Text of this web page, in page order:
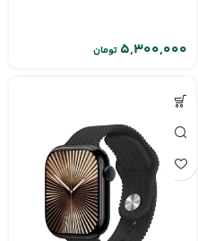
تومان